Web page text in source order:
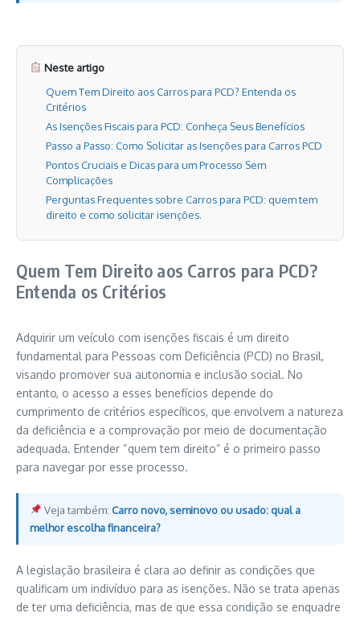
Neste artigo
Quem Tem Direito aos Carros para PCD? Entenda os
Critérios
As Isenções Fiscais para PCD: Conheça Seus Benefícios
Passo a Passo: Como Solicitar as Isenções para Carros PCD
Pontos Cruciais e Dicas para um Processo Sem
Complicações
Perguntas Frequentes sobre Carros para PCD: quem tem
direito e como solicitar isenções.
Quem Tem Direito aos Carros para PCD?
Entenda os Critérios
Adquirir um veículo com isenções fiscais é um direito
fundamental para Pessoas com Deficiência (PCD) no Brasil,
visando promover sua autonomia e inclusão social. No
entanto, o acesso a esses benefícios depende do
cumprimento de critérios específicos, que envolvem a natureza
da deficiência e a comprovação por meio de documentação
adequada. Entender “quem tem direito” é o primeiro passo
para navegar por esse processo.
Veja também:Carro novo, seminovo ou usado: qual a
melhor escolha financeira?
A legislação brasileira é clara ao definir as condições que
qualificam um indivíduo para as isenções. Não se trata apenas
de ter uma deficiência, mas de que essa condição se enquadre